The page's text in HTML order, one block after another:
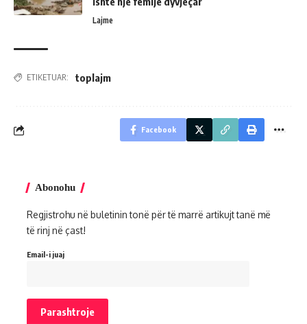
Lajme
ETIKETUAR: toplajm
Facebook
Abonohu
Regjistrohu në buletinin tonë për të marrë artikujt tanë më
të rinj në çast!
Email-i juaj